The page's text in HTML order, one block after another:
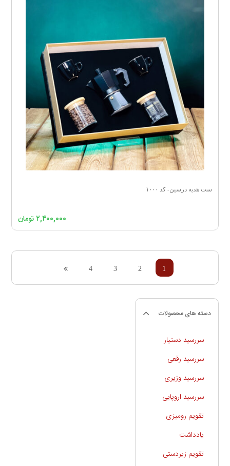
ست هدیه درسین- کد ۱۰۰۰
۲,۴۰۰,۰۰۰تومان
1
2
3
4
دسته های محصولات
سررسید دستیار
سررسید رقعی
سررسید وزیری
سررسید اروپایی
تقویم رومیزی
یادداشت
تقویم زیردستی